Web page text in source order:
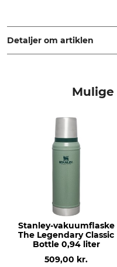
Amsterdam, Netherlands,
Detaljer om artiklen
The Legendary Classic
Stanley-vakuumflaske
The Legendary Classic
Bottle 0,94 liter
509,00 kr.